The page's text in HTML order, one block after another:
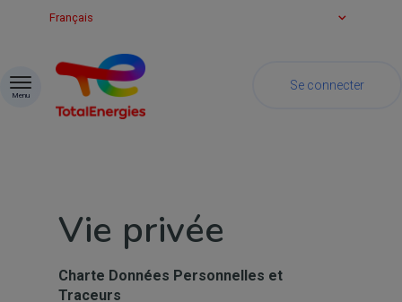
Français
Menu
Se connecter
Vie privée
Charte Données Personnelles et
Traceurs